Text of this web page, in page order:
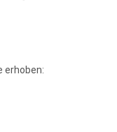
erhoben: